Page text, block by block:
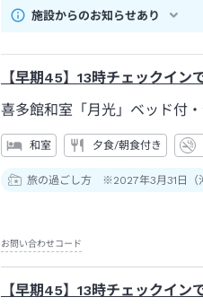
施設からのお知らせあり
【早期45】13時チェックイ
喜多館和室「月光」ベッド付
和室 夕食/朝食付き
旅の過ごし方 ※2027年3月31日（
お問い合わせコード
【早期45】13時チェックイ